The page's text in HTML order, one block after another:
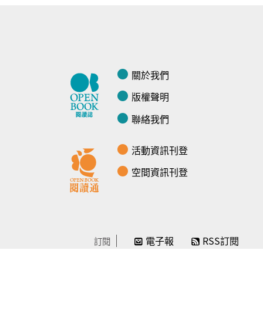
關於我們
版權聲明
聯絡我們
活動資訊刊登
空間資訊刊登
訂閱 電子報 RSS訂閱